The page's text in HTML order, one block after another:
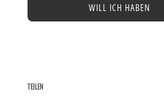
WILL ICH HABEN
TEILEN